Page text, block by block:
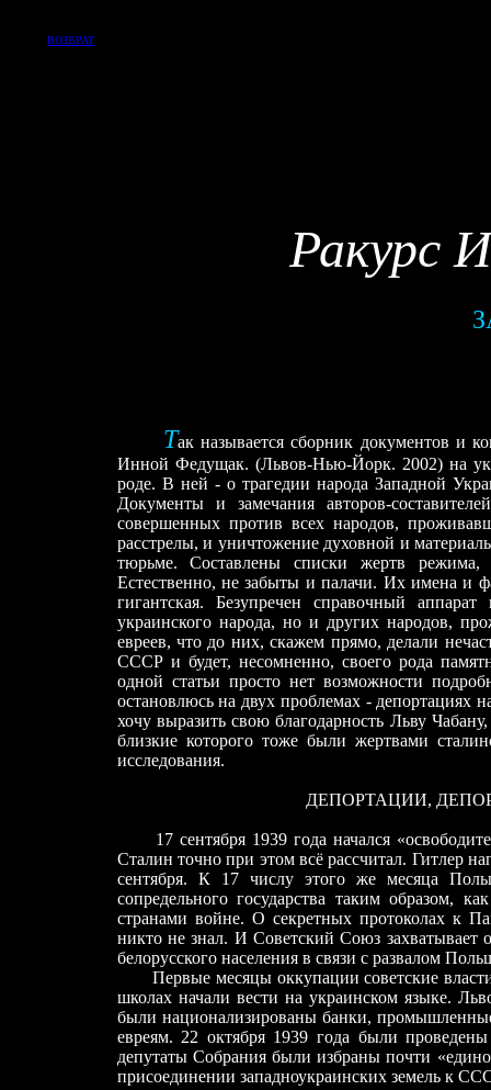
ВОЗВРАТ
Ракурс
Так называется сборник документов и
Инной Федущак. (Львов-Нью-Йорк. 2002) на
роде. В ней - о трагедии народа Западной
Документы и замечания авторов-
совершенных против всех народов,
расстрелы, и уничтожение духовной и
тюрьме. Составлены списки жертв режима,
Естественно, не забыты и палачи. Их имена и
гигантская. Безупречен справочный
украинского народа, но и других народов,
евреев, что до них, скажем прямо, делали
СССР и будет, несомненно, своего рода
одной статьи просто нет возможности
остановлюсь на двух проблемах - депортациях
хочу выразить свою благодарность Льву
близкие которого тоже были жертвами
исследования.
ДЕПОРТАЦИИ,
17 сентября 1939 года начался
Сталин точно при этом всё рассчитал. Гитлер
сентября. К 17 числу этого же месяца
сопредельного государства таким
странами войне. О секретных протоколах к
никто не знал. И Советский Союз захватывает
белорусского населения в связи с развалом
Первые месяцы оккупации советские
школах начали вести на украинском языке.
были национализированы банки,
евреям. 22 октября 1939 года были
депутаты Собрания были избраны почти
присоединении западноукраинских земель к